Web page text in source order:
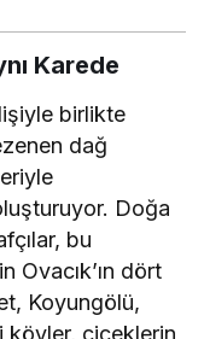
Karede
birlikte
dağ
Doğa
bu
Ovacık’ın dört
Koyungölü,
köyler, çiçeklerin